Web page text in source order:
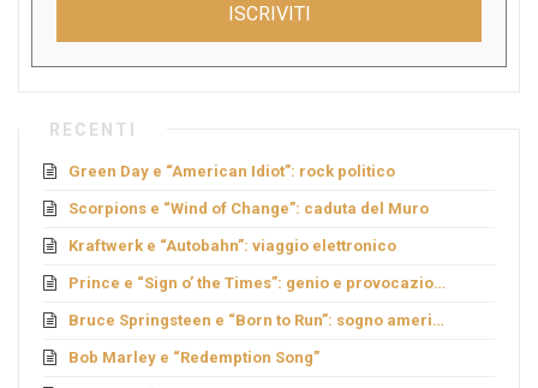
ISCRIVITI
RECENTI
Green Day e “American Idiot”: rock politico
Scorpions e “Wind of Change”: caduta del Muro
Kraftwerk e “Autobahn”: viaggio elettronico
Prince e “Sign o’ the Times”: genio e provocazione
Bruce Springsteen e “Born to Run”: sogno americano
Bob Marley e “Redemption Song”